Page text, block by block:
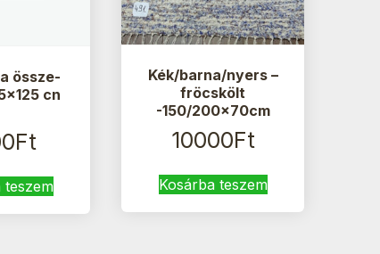
össze-
cn
Ft
teszem
Kék/barna/nyers –
fröcskölt
-150/200x70cm
10000Ft
Kosárba teszem